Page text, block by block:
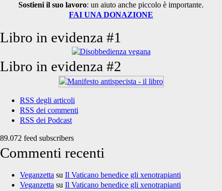
Sostieni il suo lavoro: un aiuto anche piccolo è importante.
FAI UNA DONAZIONE
Libro in evidenza #1
Libro in evidenza #2
RSS degli articoli
RSS dei commenti
RSS dei Podcast
89.072 feed subscribers
Commenti recenti
Veganzetta su Il Vaticano benedice gli xenotrapianti
Veganzetta su Il Vaticano benedice gli xenotrapianti